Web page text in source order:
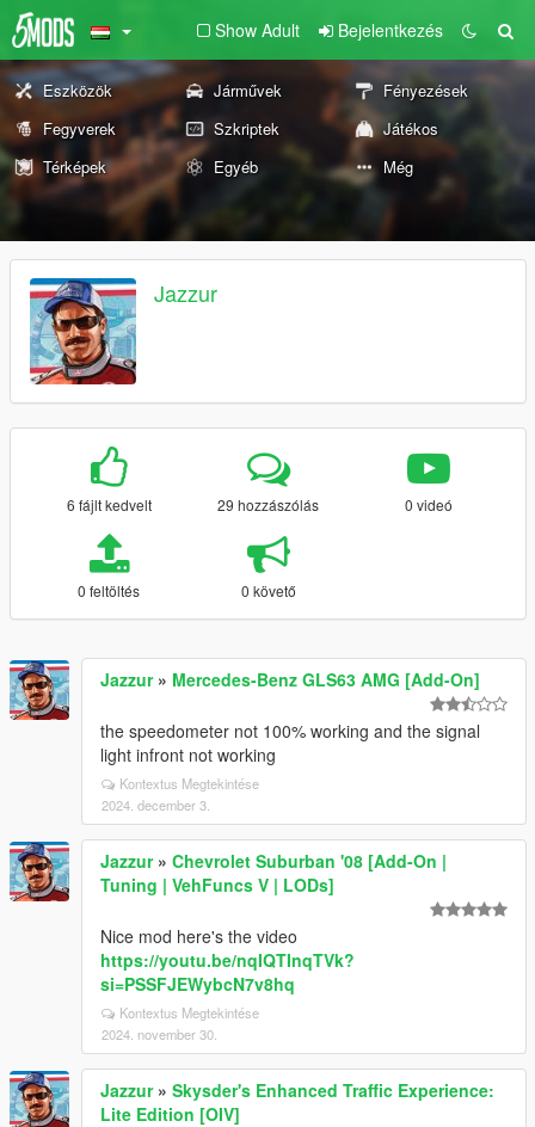
Show Adult Bejelentkezés
Eszközök Járművek
Fényezések
Fegyverek
Szkriptek
Játékos
Térképek
Egyéb Még
Jazzur
6 fájlt kedvelt 29 hozzászólás 0 videó
0 feltöltés 0 követő
Jazzur» Mercedes-Benz GLS63 AMG [Add-On]
the speedometer not 100% working and the signal
light infront not working
Kontextus Megtekintése
2024. december 3.
Jazzur» Chevrolet Suburban '08 [Add-On |
Tuning | VehFuncs V | LODs]
Nice mod here's the video
https://youtu.be/nqIQTInqTVk?
si=PSSFJEWybcN7v8hq
Kontextus Megtekintése
2024. november 30.
Jazzur» Skysder's Enhanced Traffic Experience:
Lite Edition [OIV]